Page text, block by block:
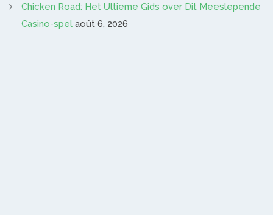
Chicken Road: Het Ultieme Gids over Dit Meeslepende
Casino-spel août 6, 2026